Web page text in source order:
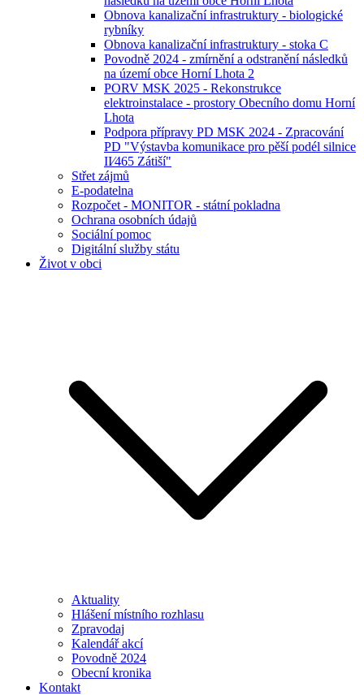
Obnova kanalizační infrastruktury - biologické
rybníky
Obnova kanalizační infrastruktury - stoka C
Povodně 2024 - zmírnění a odstranění následků
na území obce Horní Lhota 2
PORV MSK 2025 - Rekonstrukce
elektroinstalace - prostory Obecního domu Horní
Lhota
Podpora přípravy PD MSK 2024 - Zpracování
PD "Výstavba komunikace pro pěší podél silnice
II⁄465 Zátiší"
Střet zájmů
E-podatelna
Rozpočet - MONITOR - státní pokladna
Ochrana osobních údajů
Sociální pomoc
Digitální služby státu
Život v obci
Aktuality
Hlášení místního rozhlasu
Zpravodaj
Kalendář akcí
Povodně 2024
Obecní kronika
Kontakt